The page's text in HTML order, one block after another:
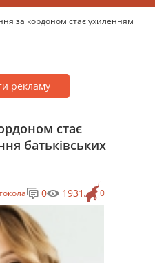
за кордоном стає ухиленням
рекламу
стає
батьківських
0
0 1931